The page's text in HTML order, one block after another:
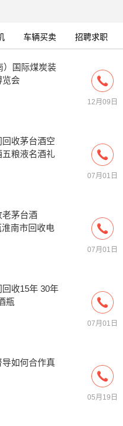
车辆买卖 招聘求职
）国际煤炭装
览会
12月09日
收茅台酒空
粮液名酒礼
07月01日
老茅台酒
南市回收电
07月01日
收15年 30年
瓶
07月01日
如何合作真
05月19日